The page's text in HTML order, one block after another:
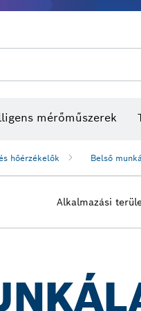
mérőműszerek
hőérzékelők Belső
Alkalmazási